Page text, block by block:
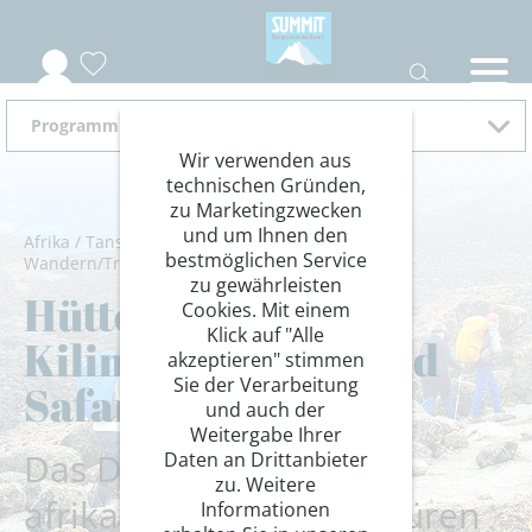
Programm Januar 2026 - März 2027
Afrika / Tansania Ostafrika/Kilimandscharo
Wandern/Trekking/Trekkinggipfel
Hüttentrekking
Kilimandscharo und
Safaritage
Das Dach Afrika und
afrikanische Wildnis spüren
Wir verwenden aus
technischen Gründen,
zu Marketingzwecken
und um Ihnen den
bestmöglichen Service
zu gewährleisten
Cookies. Mit einem
Klick auf "Alle
akzeptieren" stimmen
Sie der Verarbeitung
und auch der
Weitergabe Ihrer
Daten an Drittanbieter
zu. Weitere
Informationen